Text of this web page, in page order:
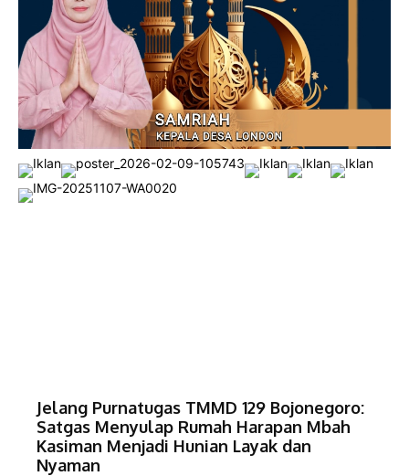
Jelang Purnatugas TMMD 129 Bojonegoro:
Satgas Menyulap Rumah Harapan Mbah
Kasiman Menjadi Hunian Layak dan
Nyaman